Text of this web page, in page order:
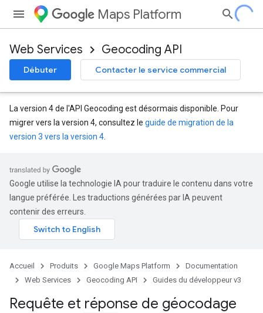
Maps Platform
Web Services Geocoding API
Débuter Contacter le service commercial
La version 4 de l'API Geocoding est désormais disponible. Pour
migrer vers la version 4, consultez le guide de migration de la
version 3 vers la version 4
Google utilise la technologie IA pour traduire le contenu dans votre
langue préférée. Les traductions générées par IA peuvent
contenir des erreurs.
Accueil Produits Google Maps Platform
Documentation
Web Services
Geocoding API Guides du développeur v3
Requête et réponse de géocodage